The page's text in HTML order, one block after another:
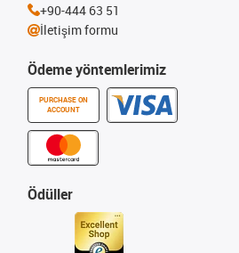
Ödeme yöntemlerimiz
PURCHASE ON
ACCOUNT
Ödüller
+90-444 63 51
İletişim formu